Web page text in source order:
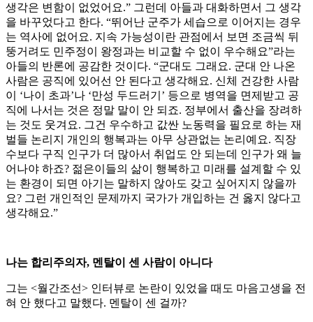
생각은 변함이 없었어요.” 그런데 아들과 대화하면서 그 생각
을 바꾸었다고 한다. “뛰어난 군주가 세습으로 이어지는 경우
는 역사에 없어요. 지속 가능성이란 관점에서 보면 조금씩 뒤
뚱거려도 민주정이 왕정과는 비교할 수 없이 우수해요”라는
아들의 반론에 공감한 것이다. “군대도 그래요. 군대 안 나온
사람은 공직에 있어선 안 된다고 생각해요. 신체 건강한 사람
이 ‘나이 초과’나 ‘만성 두드러기’ 등으로 병역을 면제받고 공
직에 나서는 것은 정말 말이 안 되죠. 정부에서 출산을 장려하
는 것도 웃겨요. 그건 우수하고 값싼 노동력을 필요로 하는 재
벌들 논리지 개인의 행복과는 아무 상관없는 논리예요. 직장
수보다 구직 인구가 더 많아서 취업도 안 되는데 인구가 왜 늘
어나야 하죠? 젊은이들의 삶이 행복하고 미래를 설계할 수 있
는 환경이 되면 아기는 말하지 않아도 갖고 싶어지지 않을까
요? 그런 개인적인 문제까지 국가가 개입하는 건 옳지 않다고
생각해요.”
나는 합리주의자, 멘탈이 센 사람이 아니다
그는 <월간조선> 인터뷰로 논란이 있었을 때도 마음고생을 전
혀 안 했다고 말했다. 멘탈이 센 걸까?